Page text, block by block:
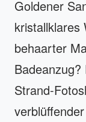
Goldener
kristallklares
behaarter
Strand-